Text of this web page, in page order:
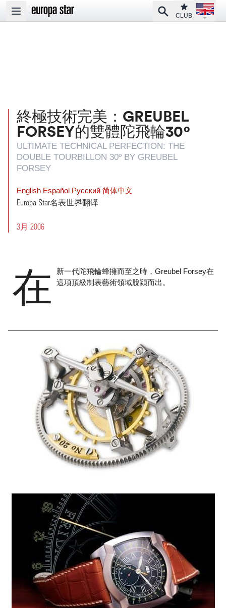
Open main menu
SearchClub
CLUB
Open
終極技術完美：GREUBEL
FORSEY的雙體陀飛輪30º
ULTIMATE TECHNICAL PERFECTION: THE
DOUBLE TOURBILLON 30º BY GREUBEL
FORSEY
English Español Pусский 简体中文
Europa Star名表世界翻译
3月 2006
在
新一代陀飛輪蜂擁而至之時，Greubel Forsey在
這項頂級制表藝術領域脫穎而出。